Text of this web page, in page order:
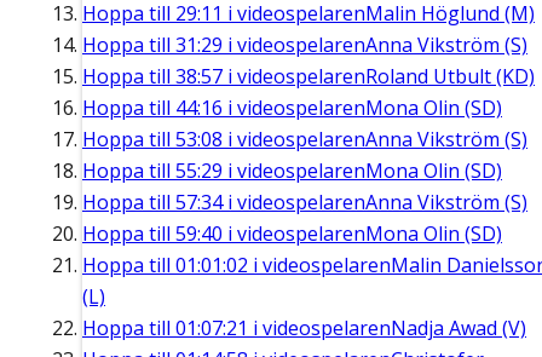
Hoppa till 29:11 i videospelarenMalin Höglund (M)
Hoppa till 31:29 i videospelarenAnna Vikström (S)
Hoppa till 38:57 i videospelarenRoland Utbult (KD)
Hoppa till 44:16 i videospelarenMona Olin (SD)
Hoppa till 53:08 i videospelarenAnna Vikström (S)
Hoppa till 55:29 i videospelarenMona Olin (SD)
Hoppa till 57:34i videospelarenAnna Vikström (S)
Hoppa till 59:40 i videospelarenMona Olin (SD)
Hoppa till 01:01:02 i videospelarenMalin
(L)
Hoppa till 01:07:21 i videospelarenNadja Awad (V)